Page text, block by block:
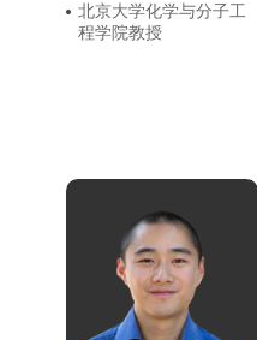
北京大学化学与分子工
程学院教授